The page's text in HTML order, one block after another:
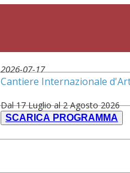
2026-07-17
Cantiere Internazionale
Dal 17 Luglio al 2 Agosto 2026
SCARICA PROGRAMMA